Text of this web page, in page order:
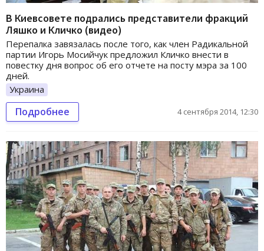
В Киевсовете подрались представители фракций
Ляшко и Кличко (видео)
Перепалка завязалась после того, как член Радикальной
партии Игорь Мосийчук предложил Кличко внести в
повестку дня вопрос об его отчете на посту мэра за 100
дней.
Украина
Подробнее 4 сентября 2014, 12:30